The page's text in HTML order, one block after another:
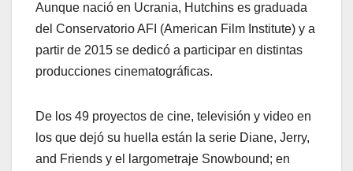
Aunque nació en Ucrania, Hutchins es graduada
del Conservatorio AFI (American Film Institute) y a
partir de 2015 se dedicó a participar en distintas
producciones cinematográficas.
De los 49 proyectos de cine, televisión y video en
los que dejó su huella están la serie Diane, Jerry,
and Friends y el largometraje Snowbound; en